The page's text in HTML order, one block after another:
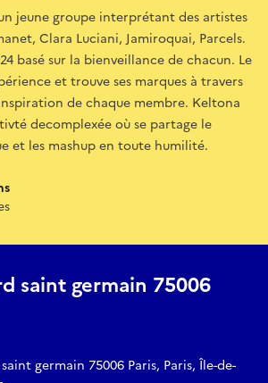
jeune groupe interprétant des artistes
Clara Luciani, Jamiroquai, Parcels.
basé sur la bienveillance de chacun. Le
et trouve ses marques à travers
de chaque membre. Keltona
decomplexée où se partage le
et les mashup en toute humilité.
saint germain 75006
germain 75006 Paris, Paris, Île-de-